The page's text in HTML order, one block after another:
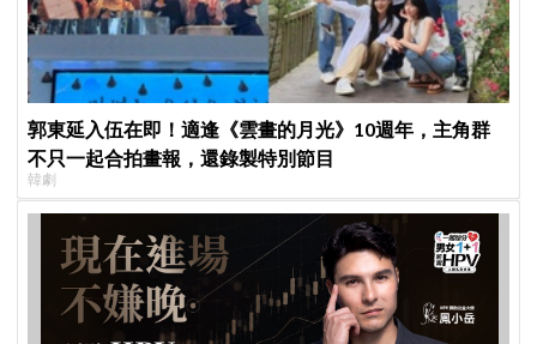
郭東延入伍在即！適逢《雲畫的月光》10週年，主角群
不只一起合拍畫報，還錄製特別節目
韓劇